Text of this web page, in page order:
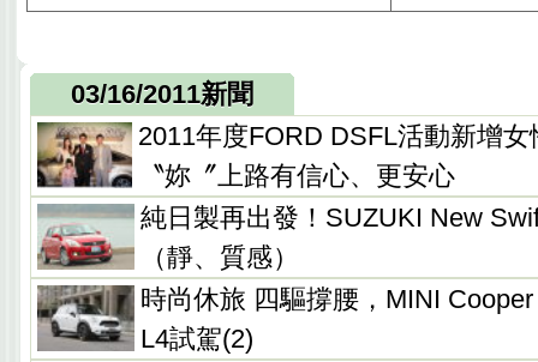
03/16/2011新聞
2011年度FORD DSFL活動新增
〝妳〞上路有信心、更安心
純日製再出發！SUZUKI New
（靜、質感）
時尚休旅 四驅撐腰，MINI
L4試駕(2)